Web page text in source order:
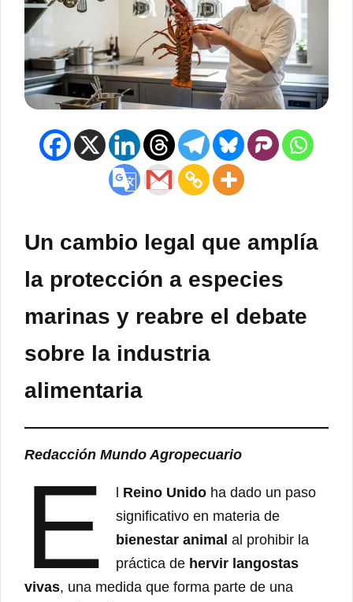
Un cambio legal que amplía
la protección a especies
marinas y reabre el debate
sobre la industria
alimentaria
Redacción Mundo Agropecuario
E Reino Unido ha dado un paso
significativo en materia de
bienestar animal al prohibir la
práctica de hervir langostas
vivas, una medida que forma parte de una